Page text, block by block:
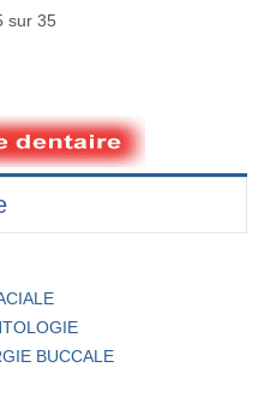
sur 35
BUCCALE